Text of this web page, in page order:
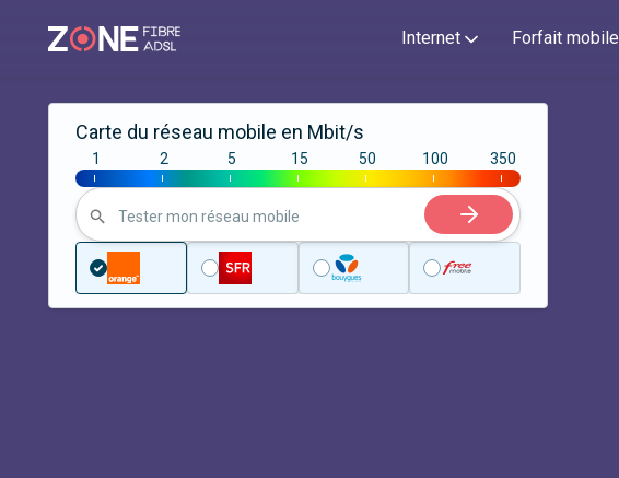
Internet Forfait mobile
Carte du réseau mobile en Mbit/s
|
1
|
2
|
5
|
15
|
50
|
100
|
350
Tester mon réseau mobile